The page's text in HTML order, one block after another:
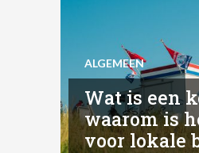
ALGEMEEN
Wat is een
waarom is
voor lokale